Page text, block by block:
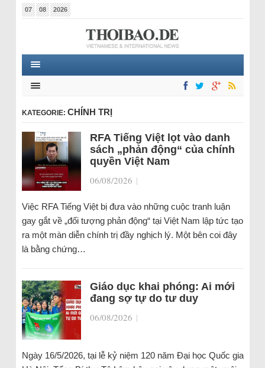
07 08 2026
KATEGORIE: CHÍNH TRỊ
RFA Tiếng Việt lọt vào danh
sách „phản động“ của chính
quyền Việt Nam
06/08/2026 |
Việc RFA Tiếng Việt bị đưa vào những cuộc tranh luận
gay gắt về „đối tượng phản động“ tại Việt Nam lập tức tạo
ra một màn diễn chính trị đầy nghịch lý. Một bên coi đây
là bằng chứng…
Giáo dục khai phóng: Ai mới
đang sợ tự do tư duy
06/08/2026 |
Ngày 16/5/2026, tại lễ kỷ niệm 120 năm Đại học Quốc gia